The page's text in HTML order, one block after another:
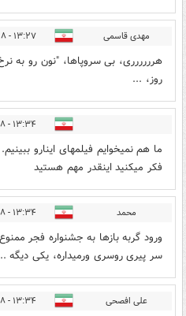
مهدی قاسمی ۱۳:۲۷ - ۱۴۰۱/۱۱/۰۸
هرررررری، بی سروپاها، "نون رو به
روز، ...
۱۳:۳۴ - ۱۴۰۱/۱۱/۰۸
ما هم نمیخوایم فیلمهای اینارو
فکر میکنید اینقدر مهم هستید
محمد ۱۳:۳۴ - ۱۴۰۱/۱۱/۰۸
ورود گربه بازها به جشنواره فجر
سر پیری روسری ورمیداره، یکی دیگه
علی افصحی ۱۳:۳۴ - ۱۴۰۱/۱۱/۰۸